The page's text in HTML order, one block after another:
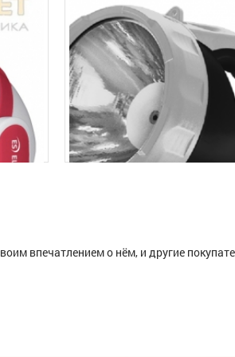
впечатлением о нём, и другие